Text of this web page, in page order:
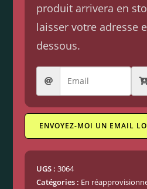
produit arrivera en
laisser votre adresse
dessous.
ENVOYEZ-MOI UN EMAIL
UGS :3064
Catégories : En